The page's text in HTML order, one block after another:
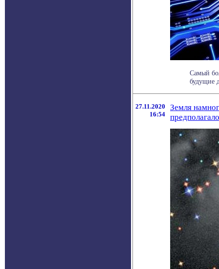
Самый
будущие
27.11.2020
16:54
Земля